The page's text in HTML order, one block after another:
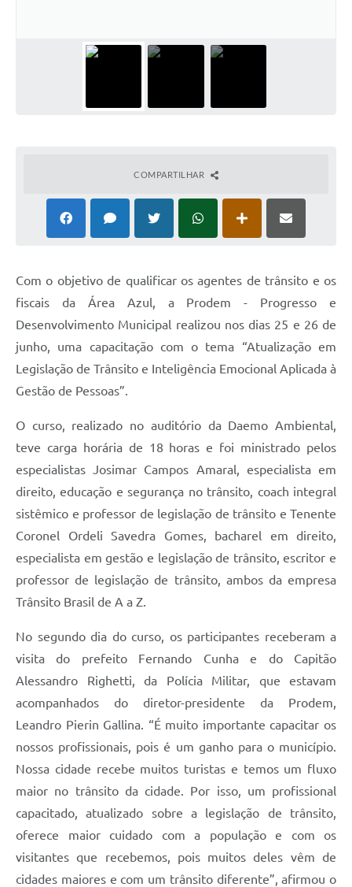
COMPARTILHAR
Com o objetivo de qualificar os agentes de trânsito e os
fiscais da Área Azul, a Prodem - Progresso e
Desenvolvimento Municipal realizou nos dias 25 e 26 de
junho, uma capacitação com o tema “Atualização em
Legislação de Trânsito e Inteligência Emocional Aplicada à
Gestão de Pessoas”.
O curso, realizado no auditório da Daemo Ambiental,
teve carga horária de 18 horas e foi ministrado pelos
especialistas Josimar Campos Amaral, especialista em
direito, educação e segurança no trânsito, coach integral
sistêmico e professor de legislação de trânsito e Tenente
Coronel Ordeli Savedra Gomes, bacharel em direito,
especialista em gestão e legislação de trânsito, escritor e
professor de legislação de trânsito, ambos da empresa
Trânsito Brasil de A a Z.
No segundo dia do curso, os participantes receberam a
visita do prefeito Fernando Cunha e do Capitão
Alessandro Righetti, da Polícia Militar, que estavam
acompanhados do diretor-presidente da Prodem,
Leandro Pierin Gallina. “É muito importante capacitar os
nossos profissionais, pois é um ganho para o município.
Nossa cidade recebe muitos turistas e temos um fluxo
maior no trânsito da cidade. Por isso, um profissional
capacitado, atualizado sobre a legislação de trânsito,
oferece maior cuidado com a população e com os
visitantes que recebemos, pois muitos deles vêm de
cidades maiores e com um trânsito diferente”, afirmou o